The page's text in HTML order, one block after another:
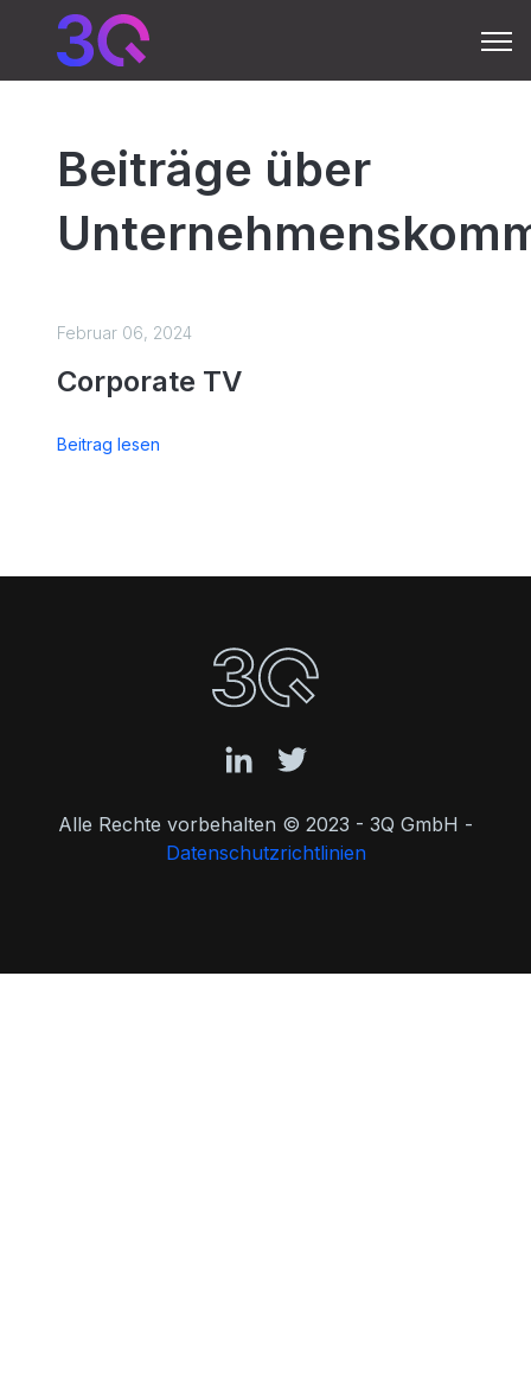
Beiträge über
Februar 06, 2024
Corporate TV
Beitrag lesen
Alle Rechte vorbehalten © 2023 - 3Q GmbH -
Datenschutzrichtlinien